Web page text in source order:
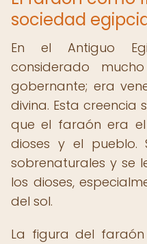
sociedad
En el Antiguo
considerado
gobernante; era
divina. Esta
que el faraón era
dioses y el pueblo.
sobrenaturales y se
los dioses,
del sol.
La figura del